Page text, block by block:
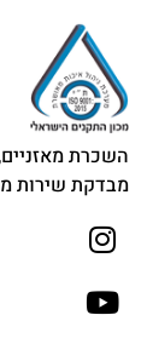
השכרת
מבדקת שירות מס׳ 13 באישור